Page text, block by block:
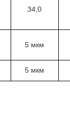
34,0
5 мкм
5 мкм